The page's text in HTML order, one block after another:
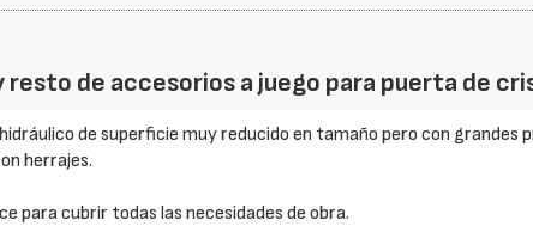
de accesorios a juego para puerta de
de superficie muy reducido en tamaño pero con grandes
herrajes.
para cubrir todas las necesidades de obra.